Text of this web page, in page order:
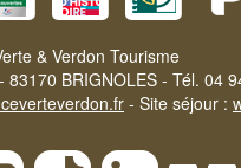
& Verdon Tourisme
BRIGNOLES - Tél. 04
- Site séjour :